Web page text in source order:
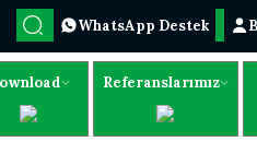
WhatsApp Destek
Referanslarımız